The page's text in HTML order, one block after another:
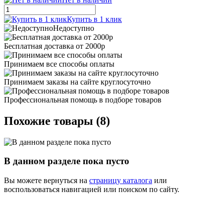
Купить в 1 клик
Недоступно
Бесплатная доставка от 2000р
Принимаем все способы оплаты
Принимаем заказы на сайте круглосуточно
Профессиональная помощь в подборе товаров
Похожие товары (8)
В данном разделе пока пусто
Вы можете вернуться на страницу каталога или
воспользоваться навигацией или поиском по сайту.